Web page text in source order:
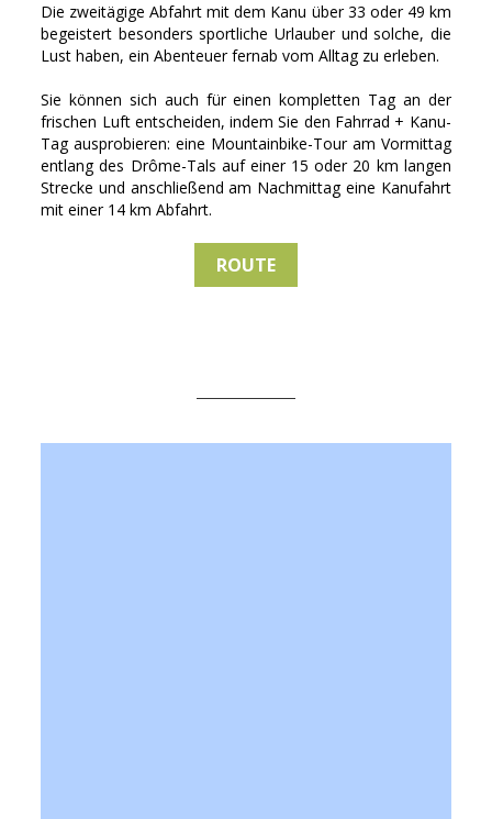
Die zweitägige Abfahrt mit dem Kanu über 33 oder 49 km
begeistert besonders sportliche Urlauber und solche, die
Lust haben, ein Abenteuer fernab vom Alltag zu erleben.
Sie können sich auch für einen kompletten Tag an der
frischen Luft entscheiden, indem Sie den Fahrrad + Kanu-
Tag ausprobieren: eine Mountainbike-Tour am Vormittag
entlang des Drôme-Tals auf einer 15 oder 20 km langen
Strecke und anschließend am Nachmittag eine Kanufahrt
mit einer 14 km Abfahrt.
ROUTE